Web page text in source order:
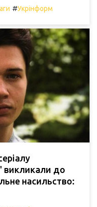
#Укрінформ
викликали до
насильство: